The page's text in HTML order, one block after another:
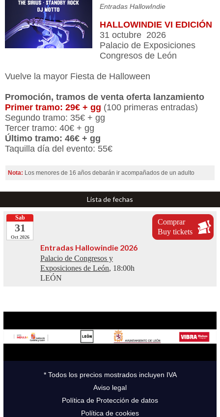
Entradas HallowIndie
HALLOWINDIE VI EDICIÓN
31 octubre 2026
Palacio de Exposiciones
Congresos de León
Vuelve la mayor Fiesta de Halloween
Promoción, tramos de venta oferta lanzamiento
Primer tramo: 29€ + gg (100 primeras entradas)
Segundo tramo: 35€ + gg
Tercer tramo: 40€ + gg
Último tramo: 46€ + gg
Taquilla día del evento: 55€
Nota: Los menores de 16 años debarán ir acompañados de un adulto
Lista de fechas
Sab
31
Oct 2026
Comprar
Buy tickets
Entradas Hallowindie 2026
Palacio de Congresos y
Exposiciones de León, 18:00h
LEÓN
* Todos los precios mostrados incluyen IVA
Aviso legal
Política de Protección de datos
Política de cookies